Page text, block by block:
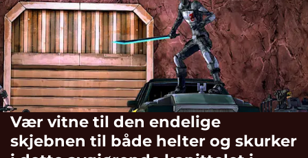
Vær vitne til den endelige
skjebnen til både helter og skurker